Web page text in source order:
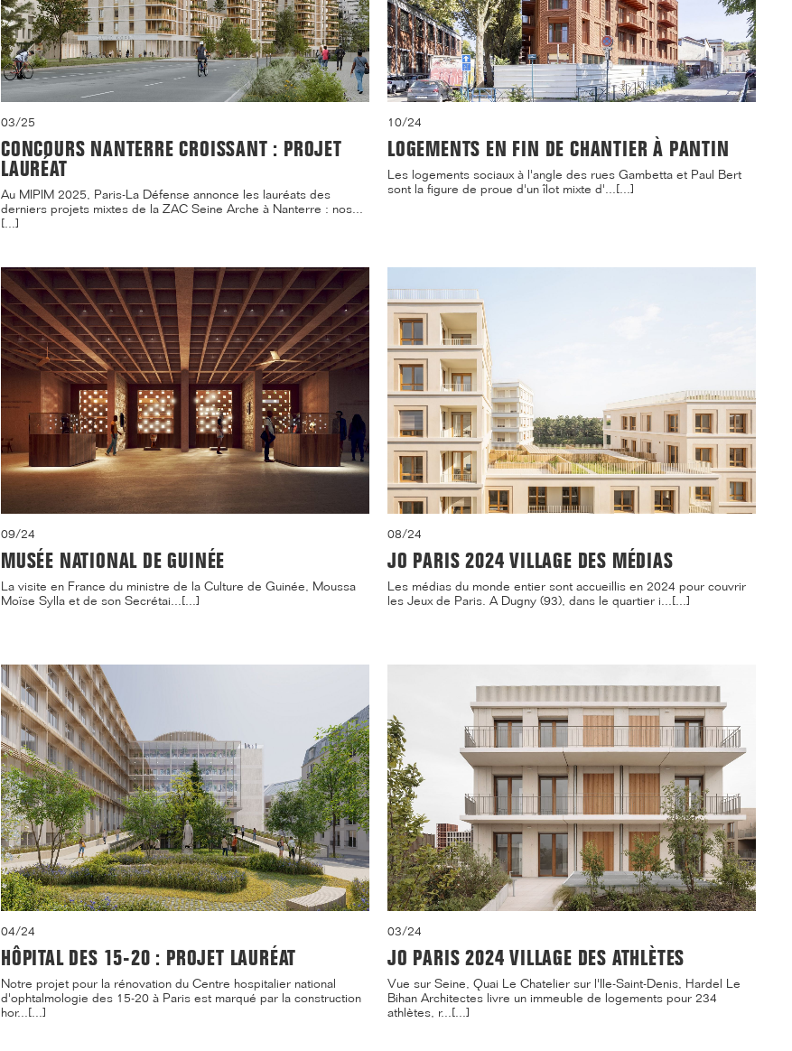
03/25
CONCOURS NANTERRE CROISSANT : PROJET
LAURÉAT
Au MIPIM 2025, Paris-La Défense annonce les lauréats des
derniers projets mixtes de la ZAC Seine Arche à Nanterre : nos...
[...]
10/24
LOGEMENTS EN FIN DE CHANTIER À PANTIN
Les logements sociaux à l'angle des rues Gambetta et Paul Bert
sont la figure de proue d'un îlot mixte d'...[...]
09/24
MUSÉE NATIONAL DE GUINÉE
La visite en France du ministre de la Culture de Guinée, Moussa
Moïse Sylla et de son Secrétai...[...]
08/24
JO PARIS 2024 VILLAGE DES MÉDIAS
Les médias du monde entier sont accueillis en 2024 pour couvrir
les Jeux de Paris. A Dugny (93), dans le quartier i...[...]
04/24
HÔPITAL DES 15-20 : PROJET LAURÉAT
Notre projet pour la rénovation du Centre hospitalier national
d'ophtalmologie des 15-20 à Paris est marqué par la construction
hor...[...]
03/24
JO PARIS 2024 VILLAGE DES ATHLÈTES
Vue sur Seine, Quai Le Chatelier sur l'Ile-Saint-Denis, Hardel Le
Bihan Architectes livre un immeuble de logements pour 234
athlètes, r...[...]